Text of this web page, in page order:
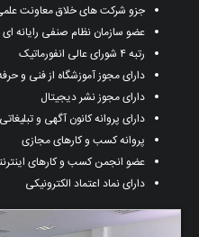
جزو شرکت های خلاق معاونت
عضو سازمان نظام صنفی رایانه ای
رتبه ۴ شورای عالی انفورماتیک
دارای مجوز آموزشگاه از فنی و
دارای مجوز نشر دیجیتال
دارای پروانه کانون آگهی و تبلیغاتی
پروانه کسب و کارهای مجازی
عضو انجمن کسب و کارهای
دارای نماد اعتماد الکترونیکی